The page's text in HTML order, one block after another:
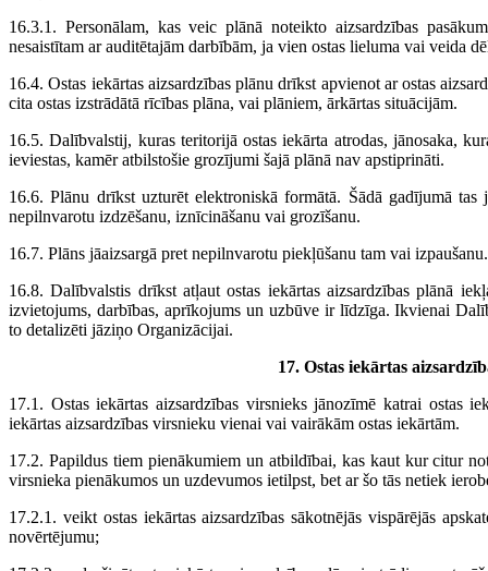
16.3.1. Personālam, kas veic plānā noteikto aizsardzības
nesaistītam ar auditētajām darbībām, ja vien ostas lieluma vai veida
16.4. Ostas iekārtas aizsardzības plānu drīkst apvienot ar ostas
cita ostas izstrādātā rīcības plāna, vai plāniem, ārkārtas situācijām.
16.5. Dalībvalstij, kuras teritorijā ostas iekārta atrodas, jānosaka,
ieviestas, kamēr atbilstošie grozījumi šajā plānā nav apstiprināti.
16.6. Plānu drīkst uzturēt elektroniskā formātā. Šādā gadījumā
nepilnvarotu izdzēšanu, iznīcināšanu vai grozīšanu.
16.7. Plāns jāaizsargā pret nepilnvarotu piekļūšanu tam vai izpaušanu.
16.8. Dalībvalstis drīkst atļaut ostas iekārtas aizsardzības plānā
izvietojums, darbības, aprīkojums un uzbūve ir līdzīga. Ikvienai
to detalizēti jāziņo Organizācijai.
17. Ostas iekārtas
17.1. Ostas iekārtas aizsardzības virsnieks jānozīmē katrai ostas
iekārtas aizsardzības virsnieku vienai vai vairākām ostas iekārtām.
17.2. Papildus tiem pienākumiem un atbildībai, kas kaut kur citur
virsnieka pienākumos un uzdevumos ietilpst, bet ar šo tās netiek
17.2.1. veikt ostas iekārtas aizsardzības sākotnējās vispārējās
novērtējumu;